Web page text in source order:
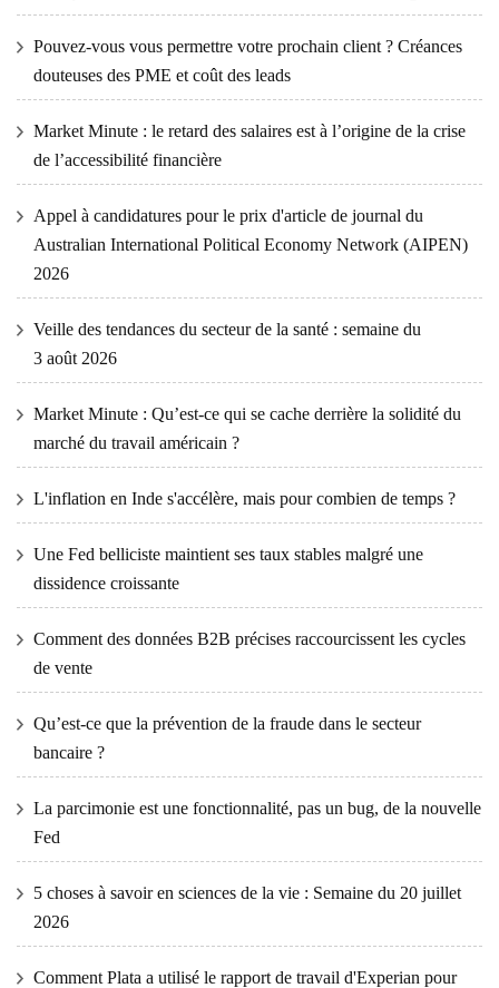
Pouvez-vous vous permettre votre prochain client ? Créances
douteuses des PME et coût des leads
Market Minute : le retard des salaires est à l’origine de la crise
de l’accessibilité financière
Appel à candidatures pour le prix d'article de journal du
Australian International Political Economy Network (AIPEN)
2026
Veille des tendances du secteur de la santé : semaine du
3 août 2026
Market Minute : Qu’est-ce qui se cache derrière la solidité du
marché du travail américain ?
L'inflation en Inde s'accélère, mais pour combien de temps ?
Une Fed belliciste maintient ses taux stables malgré une
dissidence croissante
Comment des données B2B précises raccourcissent les cycles
de vente
Qu’est-ce que la prévention de la fraude dans le secteur
bancaire ?
La parcimonie est une fonctionnalité, pas un bug, de la nouvelle
Fed
5 choses à savoir en sciences de la vie : Semaine du 20 juillet
2026
Comment Plata a utilisé le rapport de travail d'Experian pour